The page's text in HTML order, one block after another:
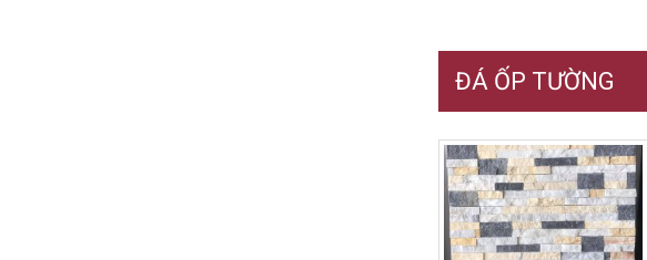
ĐÁ ỐP TƯỜNG